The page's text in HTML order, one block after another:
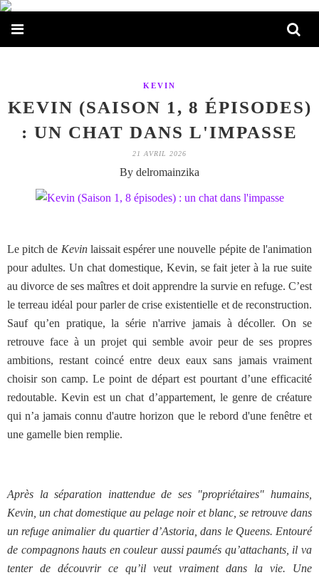
KEVIN
KEVIN (SAISON 1, 8 ÉPISODES)
: UN CHAT DANS L'IMPASSE
21 AVRIL 2026
By delromainzika
Le pitch de Kevinlaissait espérer une nouvelle pépite de l'animation
pour adultes. Un chat domestique, Kevin, se fait jeter à la rue suite
au divorce de ses maîtres et doit apprendre la survie en refuge. C’est
le terreau idéal pour parler de crise existentielle et de reconstruction.
Sauf qu’en pratique, la série n'arrive jamais à décoller.
On se
retrouve face à un projet qui semble avoir peur de ses propres
ambitions, restant coincé entre deux eaux sans jamais vraiment
choisir son camp. Le point de départ est pourtant d’une efficacité
redoutable. Kevin est un chat d’appartement, le genre de créature
qui n’a jamais connu d'autre horizon que le rebord d'une fenêtre et
une gamelle bien remplie.
Après la séparation inattendue de ses "propriétaires" humains,
Kevin, un chat domestique au pelage noir et blanc, se retrouve dans
un refuge animalier du quartier d’Astoria, dans le Queens. Entouré
de compagnons hauts en couleur aussi paumés qu’attachants, il va
tenter de découvrir ce qu’il veut vraiment dans la vie. Une